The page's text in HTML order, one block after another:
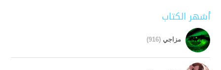
أشهر الكتاب
مزاجي (916)